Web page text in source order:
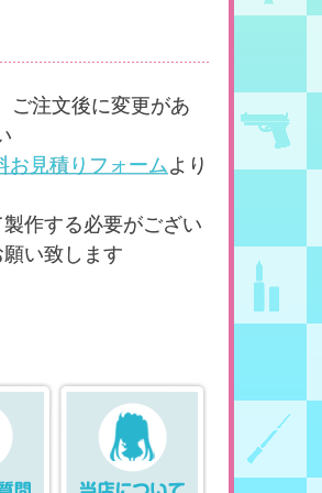
ご注文後に変更があ
お見積りフォームより
作する必要がござい
い致します